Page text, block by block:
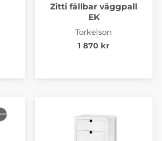
Zitti fällbar väggpall
EK
Torkelson
1 870 kr